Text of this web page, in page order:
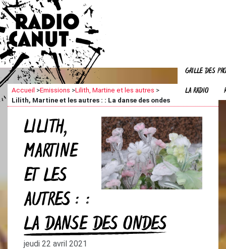
GRILLE DES
LA RADIO
Accueil >Emissions >Lilith, Martine et les autres >
Lilith, Martine et les autres : : La danse des ondes
LILITH,
MARTINE
ET LES
AUTRES : :
LA DANSE DES ONDES
jeudi 22 avril 2021